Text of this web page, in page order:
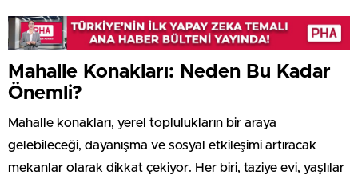
Mahalle Konakları: Neden Bu Kadar
Önemli?
Mahalle konakları, yerel toplulukların bir araya
gelebileceği, dayanışma ve sosyal etkileşimi artıracak
mekanlar olarak dikkat çekiyor. Her biri, taziye evi, yaşlılar